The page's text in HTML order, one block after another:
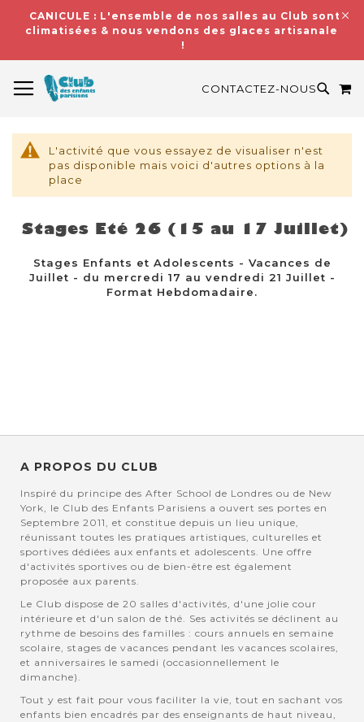
CANICULE : L'ensemble de nos salles au Club sont
climatisées & nous vendons des glaces artisanales
!
CONTACTEZ-NOUS
L'activité que vous essayez de visualiser n'est
pas disponible mais voici d'autres options à la
place
Stages Eté 26 (15 au 17 Juillet)
Stages Enfants et Adolescents - Vacances de
Juillet - du mercredi 17 au vendredi 21 Juillet -
Format Hebdomadaire.
A PROPOS DU CLUB
Inspiré du principe des After School de Londres ou de New
York, le Club des Enfants Parisiens a ouvert ses portes en
Septembre 2011, et constitue depuis un lieu unique,
réunissant toutes les pratiques artistiques, culturelles et
sportives dédiées aux enfants et adolescents. Une offre
d'activités sportives ou de bien-être est également
proposée aux parents.
Le Club dispose de 20 salles d'activités, d'une jolie cour
intérieure et d'un salon de thé. Ses activités se déclinent au
rythme de besoins des familles : cours annuels en semaine
scolaire, stages de vacances pendant les vacances scolaires,
et anniversaires le samedi (occasionnellement le
dimanche).
Tout y est fait pour vous faciliter la vie, tout en sachant vos
enfants bien encadrés par des enseignants de haut niveau,